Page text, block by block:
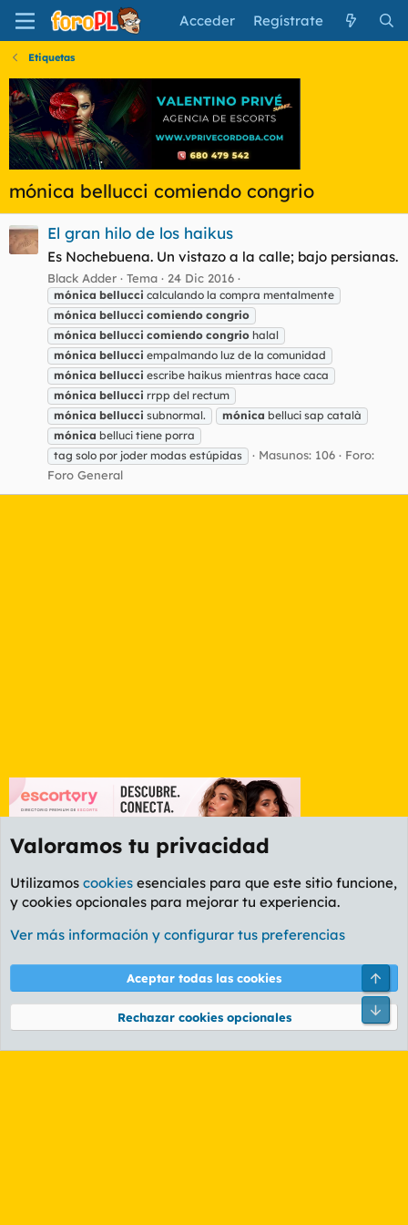
Acceder Regístrate
Etiquetas
mónica bellucci comiendo congrio
El gran hilo de los haikus
Es Nochebuena. Un vistazo a la calle; bajo persianas.
Black Adder Tema 24 Dic 2016
mónica bellucci calculando la compra mentalmente
mónica bellucci comiendo congrio
mónica bellucci comiendo congrio halal
mónica bellucci empalmando luz de la comunidad
mónica bellucci escribe haikus mientras hace caca
mónica bellucci rrpp del rectum
mónica bellucci subnormal. mónica belluci sap català
mónica belluci tiene porra
tag solo por joder modas estúpidas
Masunos: 106
Foro:
Foro General
Etiquetas
Cookies
PL OLDSTYLE AMARILLO
Términos y reglas Política de privacidad Ayuda
Community platform by XenForo® © 2010-2026 XenForo Ltd.
Valoramos tu privacidad
Utilizamos cookies esenciales para que este sitio funcione,
y cookies opcionales para mejorar tu experiencia.
Ver más información y configurar tus preferencias
Aceptar todas las cookies
Rechazar cookies opcionales
Pie